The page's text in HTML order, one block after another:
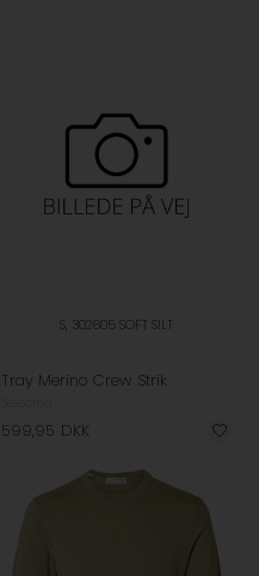
S, 302605 SOFT SILT
Tray Merino Crew Strik
599,95 DKK